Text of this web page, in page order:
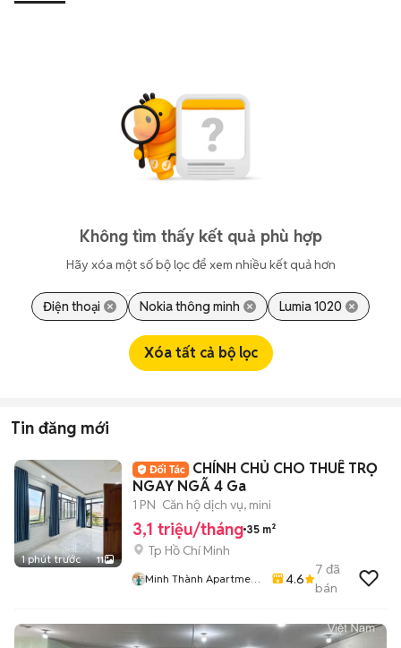
Không tìm thấy kết quả phù hợp
Hãy xóa một số bộ lọc để xem nhiều kết quả hơn
Điện thoại Nokia thông minh Lumia 1020
Xóa tất cả bộ lọc
Tin đăng mới
1 phút trước 11
CHÍNH CHỦ CHO THUÊ TRỌ
NGAY NGÃ 4 Ga
1 PN Căn hộ dịch vụ, mini
3,1 triệu/tháng 35 m²
Tp Hồ Chí Minh
Minh Thành Apartment
4.6
7 đã
bán